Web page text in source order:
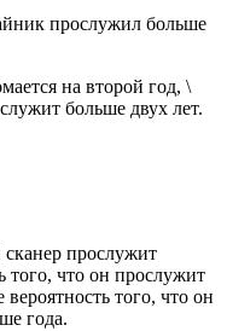
прослужил больше
на второй год, \
больше двух лет.
сканер прослужит
того, что он прослужит
того, что он
года.